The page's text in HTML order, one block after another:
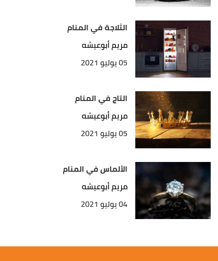
الثلاجة في المنام
مريم أبوعيشه
05 يوليو 2021
التاج في المنام
مريم أبوعيشه
05 يوليو 2021
الألماس في المنام
مريم أبوعيشه
04 يوليو 2021